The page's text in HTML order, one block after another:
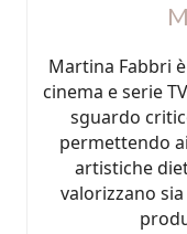
Martina Fabbri
cinema e serie
sguardo
permettendo
artistiche
valorizzano